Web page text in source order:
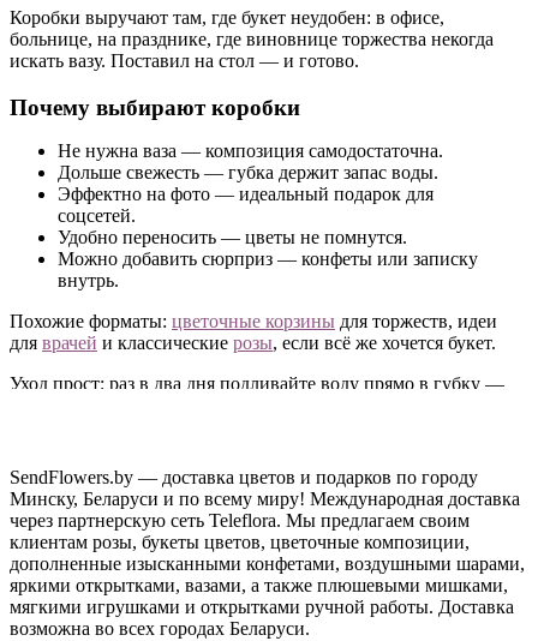
Коробки выручают там, где букет неудобен: в офисе,
больнице, на празднике, где виновнице торжества некогда
искать вазу. Поставил на стол — и готово.
Почему выбирают коробки
Не нужна ваза — композиция самодостаточна.
Дольше свежесть — губка держит запас воды.
Эффектно на фото — идеальный подарок для
соцсетей.
Удобно переносить — цветы не помнутся.
Можно добавить сюрприз — конфеты или записку
внутрь.
Похожие форматы: цветочные корзины для торжеств, идеи
для врачей и классические розы, если всё же хочется букет.
Уход прост: раз в два дня подливайте воду прямо в губку —
Доставим по Минску и всей Беларуси
Заказать цветы в шляпной коробке можно онлайн —
довезём бережно, композиция приедет в идеальном виде.
Оплата занимает минуту — картой онлайн или наличными
при получении.
Позвоните нам— подберём коробку под повод и бюджет.
SendFlowers.by — доставка цветов и подарков по городу
Минску, Беларуси и по всему миру! Международная доставка
через партнерскую сеть Teleflora. Мы предлагаем своим
клиентам розы, букеты цветов, цветочные композиции,
дополненные изысканными конфетами, воздушными шарами,
яркими открытками, вазами, а также плюшевыми мишками,
мягкими игрушками и открытками ручной работы. Доставка
возможна во всех городах Беларуси.